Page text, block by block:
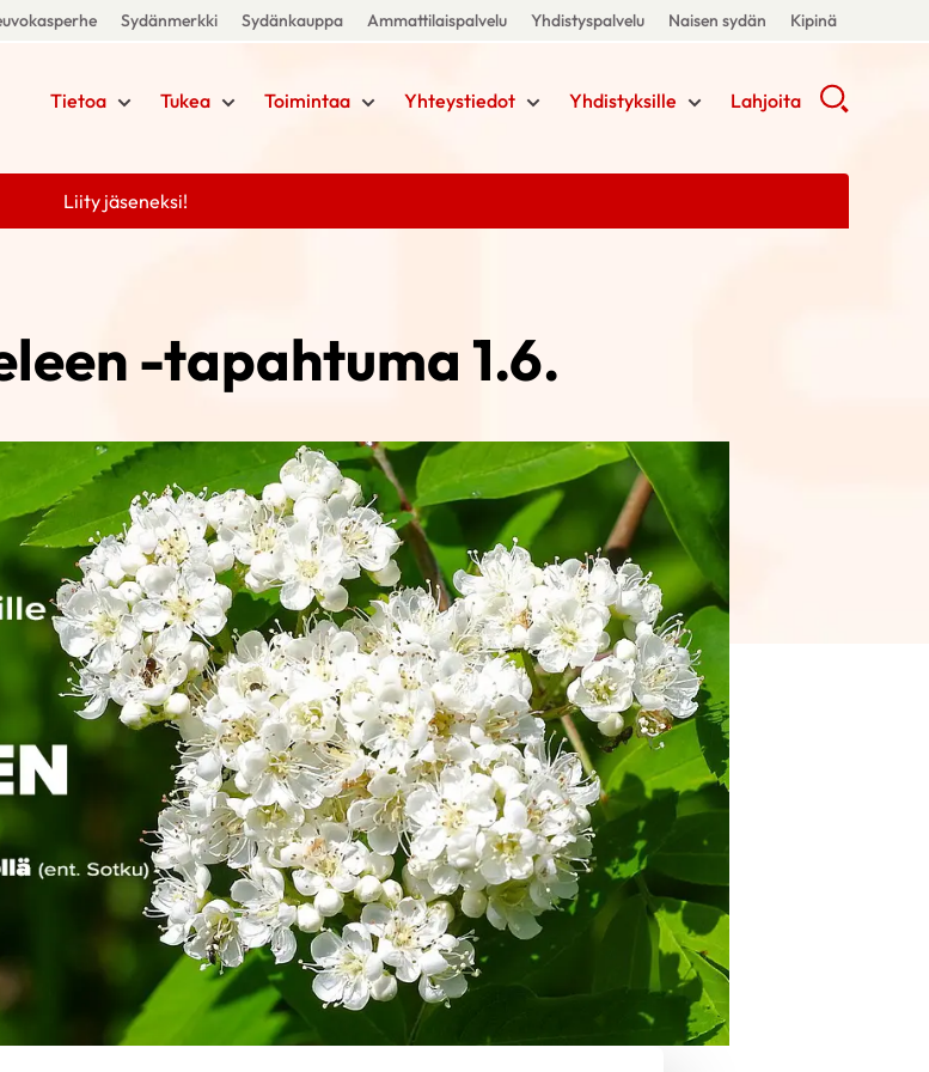
Sydänmerkki Sydänkauppa Ammattilaispalvelu Yhdistyspalvelu Naisen sydän Kipinä
Tietoa Tukea Toimintaa Yhteystiedot Yhdistyksille Lahjoita
Liity jäseneksi!
-tapahtuma 1.6.